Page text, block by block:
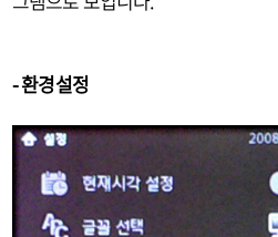
- 환경설정